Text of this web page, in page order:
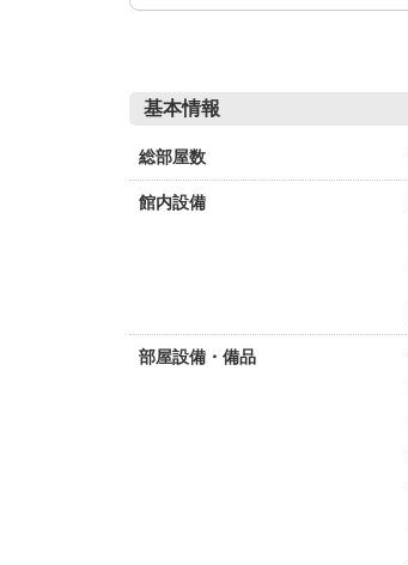
基本情報
総部屋数
館内設備
部屋設備・備品